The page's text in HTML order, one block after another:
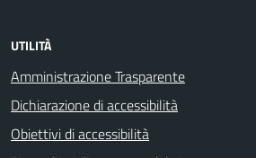
UTILITÀ
Amministrazione Trasparente
Dichiarazione di accessibilità
Obiettivi di accessibilità